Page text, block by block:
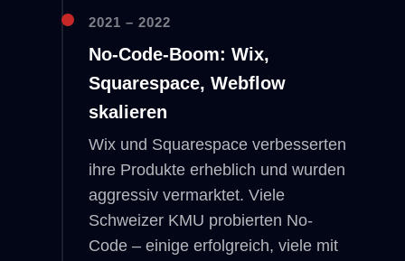
2021 – 2022
No-Code-Boom: Wix,
Squarespace, Webflow
skalieren
Wix und Squarespace verbesserten
ihre Produkte erheblich und wurden
aggressiv vermarktet. Viele
Schweizer KMU probierten No-
Code – einige erfolgreich, viele mit